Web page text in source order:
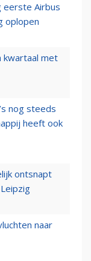
eerste Airbus
oplopen
kwartaal met
nog steeds
heeft ook
ontsnapt
naar